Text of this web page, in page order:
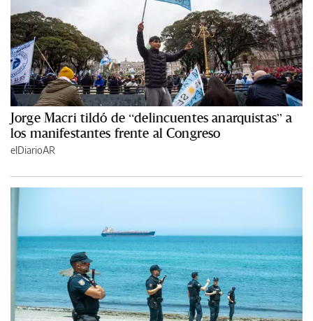
Jorge Macri tildó de “delincuentes anarquistas” a
los manifestantes frente al Congreso
elDiarioAR